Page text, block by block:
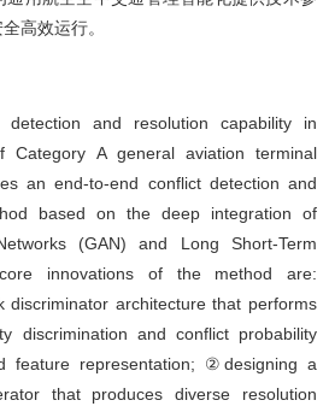
高效运行。
and resolution capability in
Category A general aviation terminal
an end-to-end conflict detection and
based on the deep integration of
(GAN) and Long Short-Term
innovations of the method are:
architecture that performs
discrimination and conflict probability
feature representation; ②designing a
that produces diverse resolution